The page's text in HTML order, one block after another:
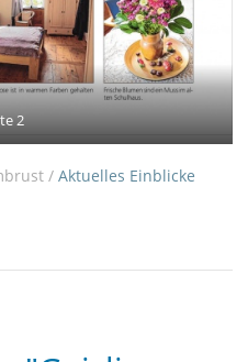
2
/ Aktuelles Einblicke